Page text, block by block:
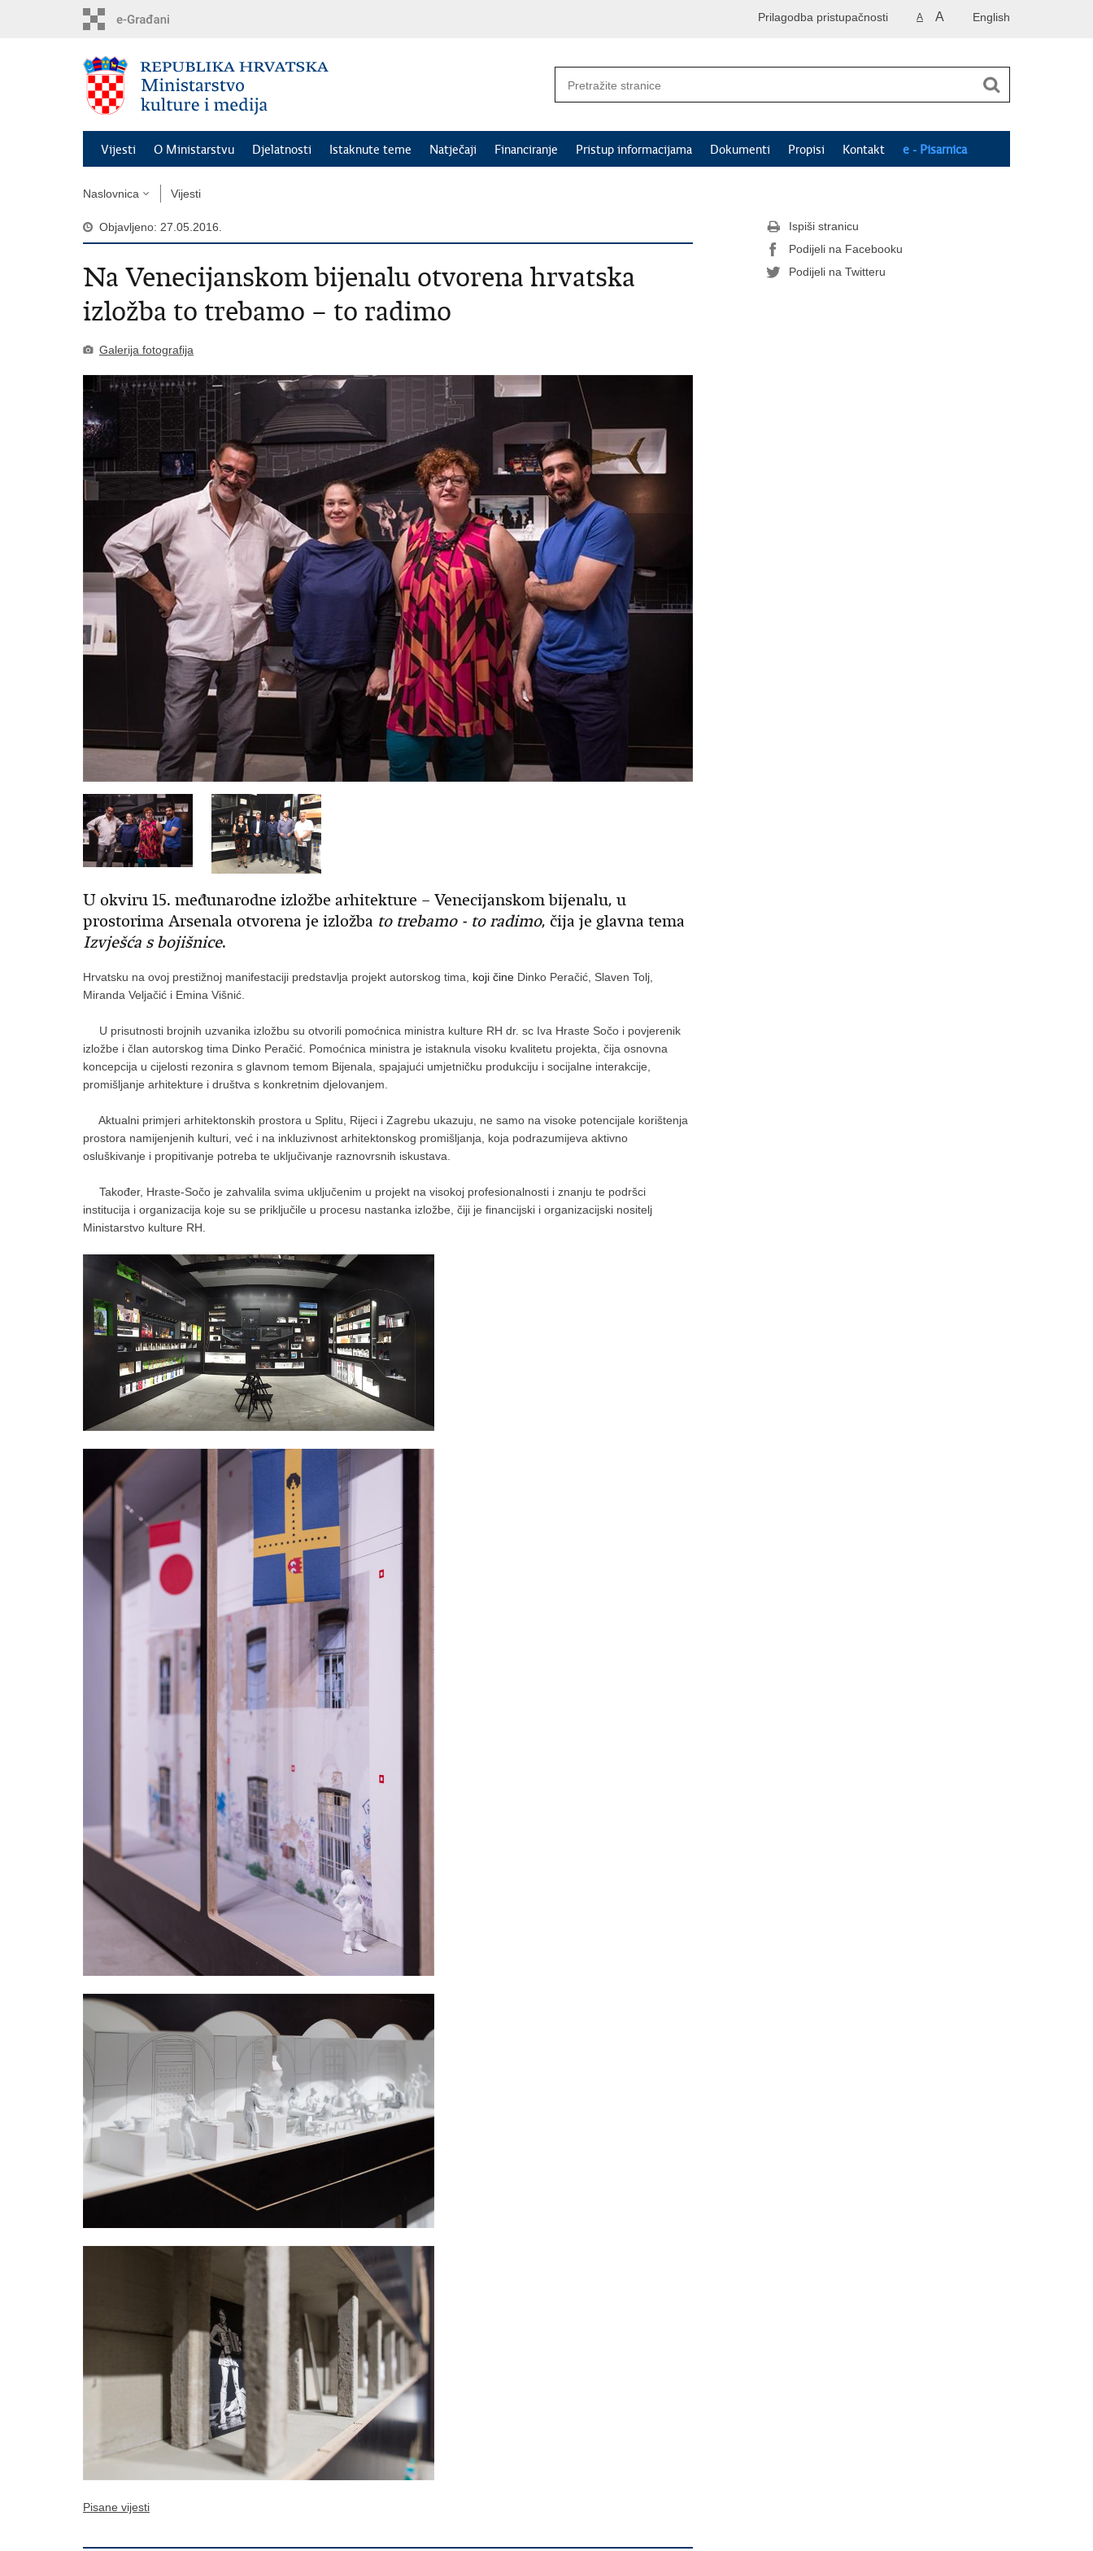
English
A A
Prilagodba pristupačnosti
Vijesti O Ministarstvu Djelatnosti Istaknute teme Natječaji Financiranje Pristup informacijama Dokumenti Propisi Kontakt e - Pisarnica
Naslovnica Vijesti
Objavljeno: 27.05.2016.
Na Venecijanskom bijenalu otvorena hrvatska
izložba to trebamo – to radimo
Galerija fotografija
U okviru 15. međunarodne izložbe arhitekture – Venecijanskom bijenalu, u
prostorima Arsenala otvorena je izložba to trebamo - to radimo, čija je glavna tema
Izvješća s bojišnice.
Hrvatsku na ovoj prestižnoj manifestaciji predstavlja projekt autorskog tima, koji čine Dinko Peračić, Slaven Tolj,
Miranda Veljačić i Emina Višnić.
U prisutnosti brojnih uzvanika izložbu su otvorili pomoćnica ministra kulture RH dr. sc Iva Hraste Sočo i povjerenik
izložbe i član autorskog tima Dinko Peračić. Pomoćnica ministra je istaknula visoku kvalitetu projekta, čija osnovna
koncepcija u cijelosti rezonira s glavnom temom Bijenala, spajajući umjetničku produkciju i socijalne interakcije,
promišljanje arhitekture i društva s konkretnim djelovanjem.
Aktualni primjeri arhitektonskih prostora u Splitu, Rijeci i Zagrebu ukazuju, ne samo na visoke potencijale korištenja
prostora namijenjenih kulturi, već i na inkluzivnost arhitektonskog promišljanja, koja podrazumijeva aktivno
osluškivanje i propitivanje potreba te uključivanje raznovrsnih iskustava.
Također, Hraste-Sočo je zahvalila svima uključenim u projekt na visokoj profesionalnosti i znanju te podršci
institucija i organizacija koje su se priključile u procesu nastanka izložbe, čiji je financijski i organizacijski nositelj
Ministarstvo kulture RH.
Pisane vijesti
Ispiši stranicu
Podijeli na Facebooku
Podijeli na Twitteru